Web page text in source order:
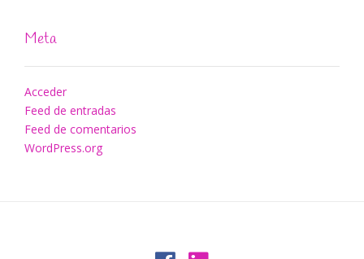
Meta
Acceder
Feed de entradas
Feed de comentarios
WordPress.org